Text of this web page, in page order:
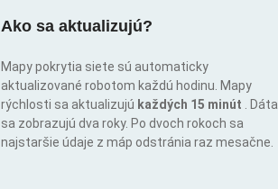
Ako sa aktualizujú?
Mapy pokrytia siete sú automaticky
aktualizované robotom každú hodinu. Mapy
rýchlosti sa aktualizujú každých 15 minút
. Dáta
sa zobrazujú dva roky. Po dvoch rokoch sa
najstaršie údaje z máp odstránia raz mesačne.